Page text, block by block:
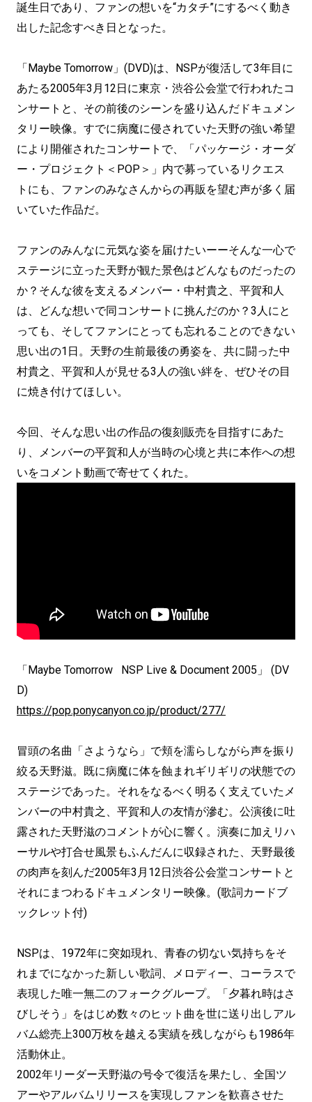
誕生日であり、ファンの想いを“カタチ”にするべく動き
出した記念すべき日となった。
「Maybe Tomorrow」(DVD)は、NSPが復活して3年目に
あたる2005年3月12日に東京・渋谷公会堂で行われたコ
ンサートと、その前後のシーンを盛り込んだドキュメン
タリー映像。すでに病魔に侵されていた天野の強い希望
により開催されたコンサートで、「パッケージ・オーダ
ー・プロジェクト＜POP＞」内で募っているリクエス
トにも、ファンのみなさんからの再販を望む声が多く届
いていた作品だ。
ファンのみんなに元気な姿を届けたいーーそんな一心で
ステージに立った天野が観た景色はどんなものだったの
か？そんな彼を支えるメンバー・中村貴之、平賀和人
は、どんな想いで同コンサートに挑んだのか？3人にと
っても、そしてファンにとっても忘れることのできない
思い出の1日。天野の生前最後の勇姿を、共に闘った中
村貴之、平賀和人が見せる3人の強い絆を、ぜひその目
に焼き付けてほしい。
今回、そんな思い出の作品の復刻販売を目指すにあた
り、メンバーの平賀和人が当時の心境と共に本作への想
いをコメント動画で寄せてくれた。
「Maybe Tomorrow NSP Live & Document 2005」 (DV
D)
https://pop.ponycanyon.co.jp/product/277/
冒頭の名曲「さようなら」で頬を濡らしながら声を振り
絞る天野滋。既に病魔に体を蝕まれギリギリの状態での
ステージであった。それをなるべく明るく支えていたメ
ンバーの中村貴之、平賀和人の友情が滲む。公演後に吐
露された天野滋のコメントが心に響く。演奏に加えリハ
ーサルや打合せ風景もふんだんに収録された、天野最後
の肉声を刻んだ2005年3月12日渋谷公会堂コンサートと
それにまつわるドキュメンタリー映像。(歌詞カードブ
ックレット付)
NSPは、1972年に突如現れ、青春の切ない気持ちをそ
れまでになかった新しい歌詞、メロディー、コーラスで
表現した唯一無二のフォークグループ。「夕暮れ時はさ
びしそう」をはじめ数々のヒット曲を世に送り出しアル
バム総売上300万枚を越える実績を残しながらも1986年
活動休止。
2002年リーダー天野滋の号令で復活を果たし、全国ツ
アーやアルバムリリースを実現しファンを歓喜させた